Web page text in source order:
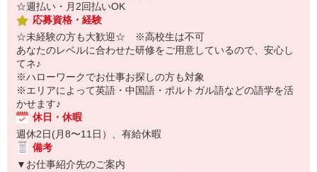
☆週払い・月2回払いOK
応募資格・経験
☆未経験の方も大歓迎☆ ※高校生は不可
あなたのレベルに合わせた研修をご用意しているので、安心し
てネ♪
※ハローワークでお仕事お探しの方も対象
※エリアによって英語・中国語・ポルトガル語などの語学を活
かせます♪
休日・休暇
週休2日(月8〜11日）、有給休暇
備考
▼お仕事紹介先のご案内